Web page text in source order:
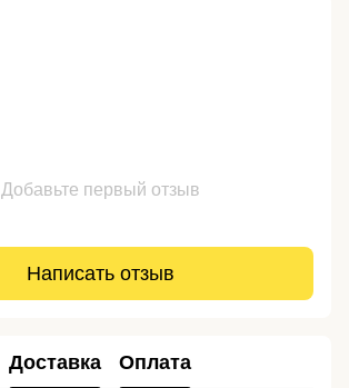
Добавьте первый отзыв
Написать отзыв
Доставка Оплата